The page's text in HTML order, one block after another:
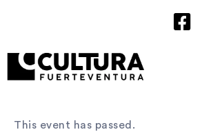
This event has passed.